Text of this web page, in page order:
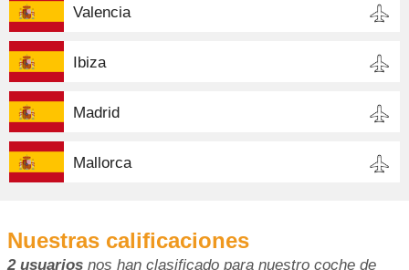
Valencia
Ibiza
Madrid
Mallorca
Nuestras calificaciones
2 usuarios nos han clasificado para nuestro coche de